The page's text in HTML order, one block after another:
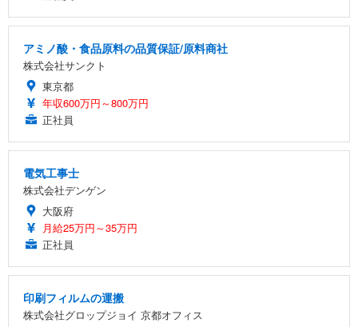
アミノ酸・食品原料の品質保証/原料商社
株式会社サンクト
東京都
年収600万円～800万円
正社員
電気工事士
株式会社デンゲン
大阪府
月給25万円～35万円
正社員
印刷フィルムの運搬
株式会社グロップジョイ 京都オフィス